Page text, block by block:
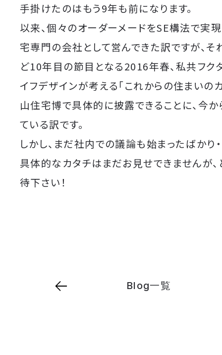
手掛けたのはもう9年も前になります。
以来、個々のオーダーメードをSE構法で実
宅専門の会社として営んできた訳ですが、そ
ど10年目の節目となる2016年春、私共フク
イフデザインが考える「これからの住まいの
山住宅博で具体的に披露できることに、今か
ている訳です。
しかし、まだ社内での議論も始まったばかり・
具体的なカタチはまだお見せできませんが、
待下さい！
Blog一覧